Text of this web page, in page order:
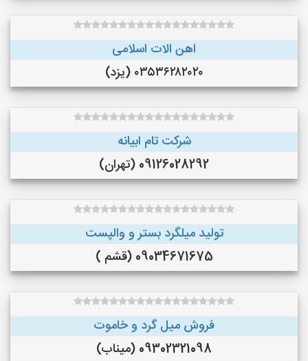
اهن الات اسلامی
۰۳۵۳۶۲۸۲۰۲۰ (یزد)
شرکت تام ابیانه
09126028292 (تهران)
تولید میلگرد بستر و والپست
09034671675 (قشم )
فروش میل گرد و خاموت
09302321098 (میناب)